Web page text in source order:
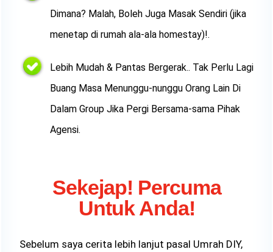
Dimana? Malah, Boleh Juga Masak Sendiri (jika
menetap di rumah ala-ala homestay)!.
Lebih Mudah & Pantas Bergerak.. Tak Perlu Lagi
Buang Masa Menunggu-nunggu Orang Lain Di
Dalam Group Jika Pergi Bersama-sama Pihak
Agensi.
Sekejap! Percuma
Untuk Anda!
Sebelum saya cerita lebih lanjut pasal Umrah DIY,